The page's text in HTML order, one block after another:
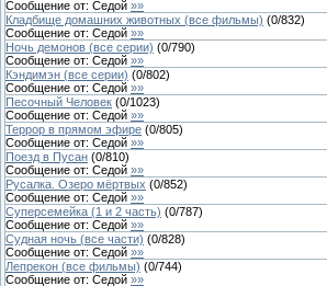
Сообщение от: Седой »»
Кладбище домашних животных (все фильмы) (0/832)
Сообщение от: Седой »»
Ночь демонов (все серии) (0/790)
Сообщение от: Седой »»
Кэндимэн (все серии) (0/802)
Сообщение от: Седой »»
Песочный Человек (0/1023)
Сообщение от: Седой »»
Террор в прямом эфире (0/805)
Сообщение от: Седой »»
Поезд в Пусан (0/810)
Сообщение от: Седой »»
Русалка. Озеро мёртвых (0/852)
Сообщение от: Седой »»
Суперсемейка (1 и 2 часть) (0/787)
Сообщение от: Седой »»
Судная ночь (все части) (0/828)
Сообщение от: Седой »»
Лепрекон (все фильмы) (0/744)
Сообщение от: Седой »»